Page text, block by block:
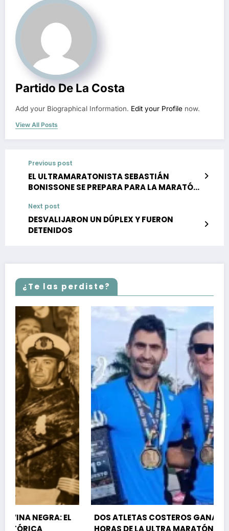
Partido De La Costa
Add your Biographical Information. Edit your Profile now.
View All Posts
Previous post
EL ULTRAMARATONISTA SEBASTIÁN
BONISSONE SE PREPARA PARA LA MARATÓN
RECORRIDO MITOLÓGICO
Next post
DESVALIJARON UN DÚPLEX Y FUERON
DETENIDOS
¿Te las perdiste?
DOS ATLETAS COSTEROS GANARON LAS 12
HORAS DE LA ULTRA MARATÓN FORMOSA 2026